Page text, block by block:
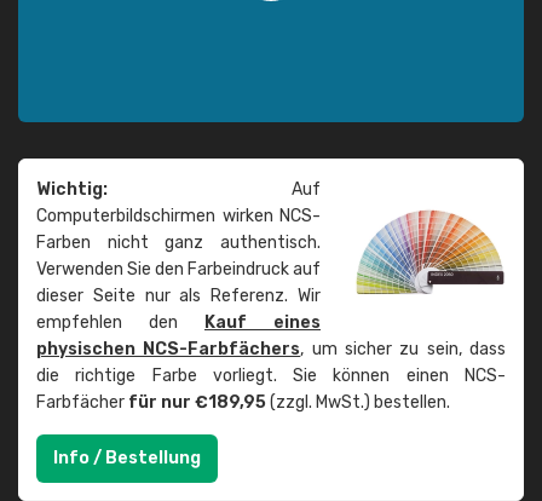
Wichtig: Auf
Computerbildschirmen wirken NCS-
Farben nicht ganz authentisch.
Verwenden Sie den Farbeindruck auf
dieser Seite nur als Referenz. Wir
empfehlen den
Kauf eines
physischen NCS-Farbfächers, um sicher zu sein, dass
die richtige Farbe vorliegt. Sie können einen NCS-
Farbfächer für nur €189,95(zzgl. MwSt.) bestellen.
Info / Bestellung